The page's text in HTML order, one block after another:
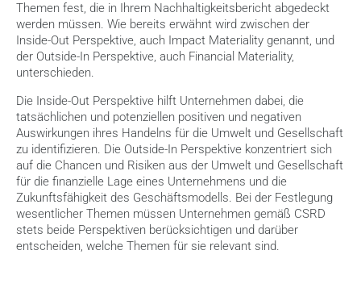
Themen fest, die in Ihrem Nachhaltigkeitsbericht abgedeckt
werden müssen. Wie bereits erwähnt wird zwischen der
Inside-Out Perspektive, auch Impact Materiality genannt, und
der Outside-In Perspektive, auch Financial Materiality,
unterschieden.
Die Inside-Out Perspektive hilft Unternehmen dabei, die
tatsächlichen und potenziellen positiven und negativen
Auswirkungen ihres Handelns für die Umwelt und Gesellschaft
zu identifizieren. Die Outside-In Perspektive konzentriert sich
auf die Chancen und Risiken aus der Umwelt und Gesellschaft
für die finanzielle Lage eines Unternehmens und die
Zukunftsfähigkeit des Geschäftsmodells. Bei der Festlegung
wesentlicher Themen müssen Unternehmen gemäß CSRD
stets beide Perspektiven berücksichtigen und darüber
entscheiden, welche Themen für sie relevant sind.